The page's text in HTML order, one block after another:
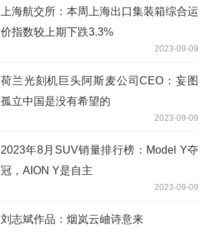
上海航交所：本周上海出口集装箱综合运
价指数较上期下跌3.3%
2023-09-09
荷兰光刻机巨头阿斯麦公司CEO：妄图
孤立中国是没有希望的
2023-09-09
2023年8月SUV销量排行榜：Model Y夺
冠，AION Y是自主
2023-09-09
刘志斌作品：烟岚云岫诗意来